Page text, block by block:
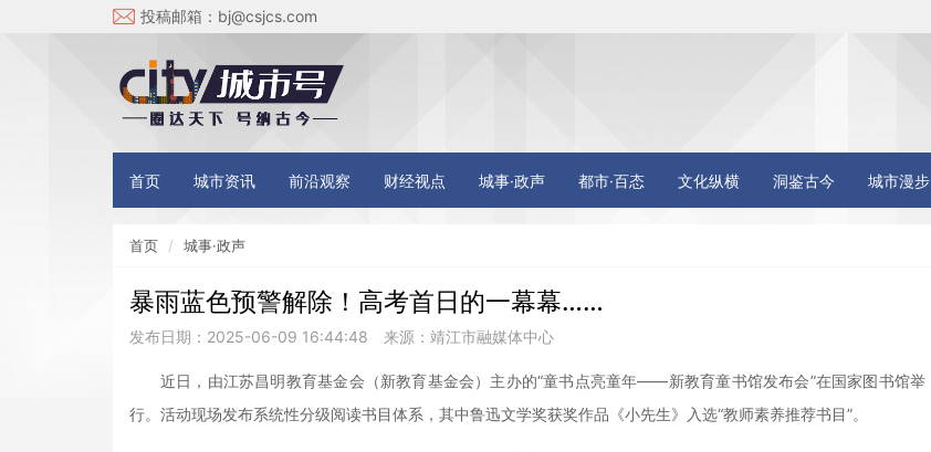
投稿邮箱： bj@csjcs.com
首页 城市资讯 前沿观察 财经视点 城事·政声 都市·百态 文化纵横 洞鉴古今 城市漫步
首页 城事·政声
暴雨蓝色预警解除！高考首日的一幕幕……
发布日期：2025-06-09 16:44:48 来源：靖江市融媒体中心
近日，由江苏昌明教育基金会（新教育基金会）主办的“童书点亮童年——新教育童书馆发布会”在国家图书馆举
行。活动现场发布系统性分级阅读书目体系，其中鲁迅文学奖获奖作品《小先生》入选“教师素养推荐书目”。